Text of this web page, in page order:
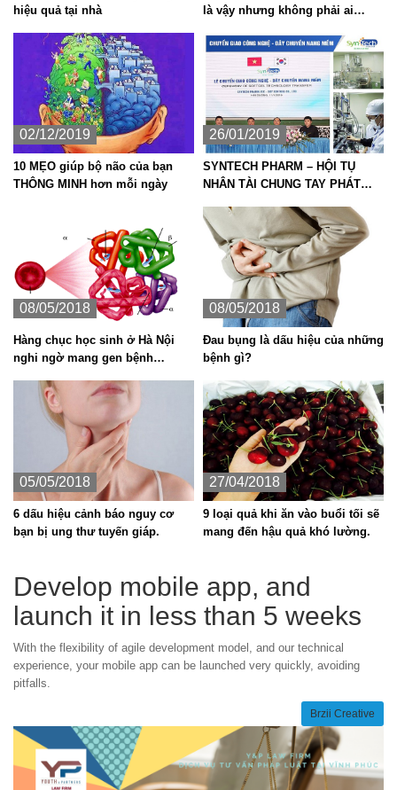
hiệu quả tại nhà
là vậy nhưng không phải ai
men vì những tác hại sau đây
02/12/2019
10 MẸO giúp bộ não của bạn
THÔNG MINH hơn mỗi ngày
26/01/2019
SYNTECH PHARM – HỘI TỤ
NHÂN TÀI CHUNG TAY PHÁT
08/05/2018
Hàng chục học sinh ở Hà Nội
nghi ngờ mang gen bệnh
08/05/2018
Đau bụng là dấu hiệu của những
bệnh gì?
05/05/2018
6 dấu hiệu cảnh báo nguy cơ
bạn bị ung thư tuyến giáp.
27/04/2018
9 loại quả khi ăn vào buổi tối sẽ
mang đến hậu quả khó lường.
Develop mobile app, and
launch it in less than 5 weeks
With the flexibility of agile development model, and our technical
experience, your mobile app can be launched very quickly, avoiding
pitfalls.
Brzii Creative